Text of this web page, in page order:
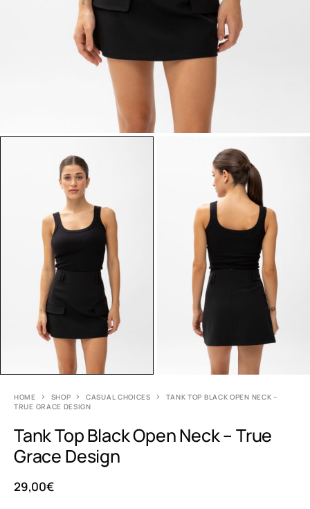
HOME SHOP CASUAL CHOICES
TANK TOP BLACK OPEN NECK –
TRUE GRACE DESIGN
Tank Top Black Open Neck – True
Grace Design
29,00€